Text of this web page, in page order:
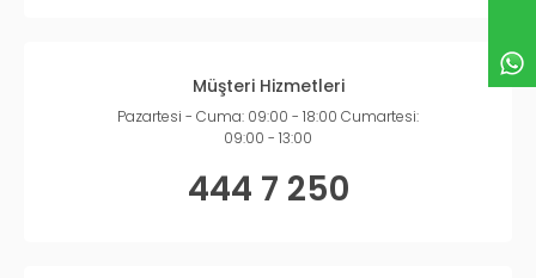
Müşteri Hizmetleri
Pazartesi - Cuma: 09:00 - 18:00 Cumartesi:
09:00 - 13:00
444 7 250